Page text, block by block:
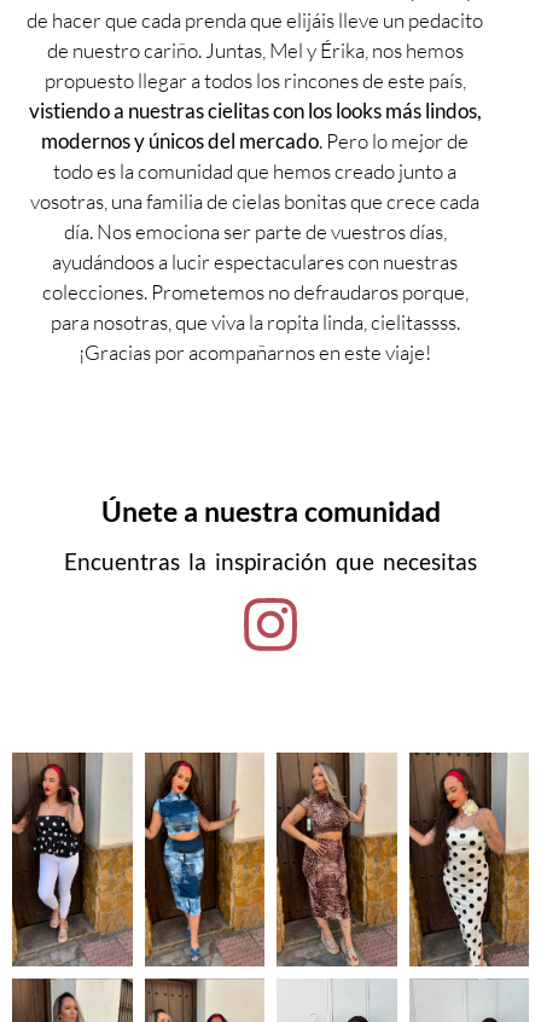
de hacer que cada prenda que elijáis lleve un pedacito
de nuestro cariño. Juntas, Mel y Érika, nos hemos
propuesto llegar a todos los rincones de este país,
vistiendo a nuestras cielitas con los looks más lindos,
modernos y únicos del mercado. Pero lo mejor de
todo es la comunidad que hemos creado junto a
vosotras, una familia de cielas bonitas que crece cada
día. Nos emociona ser parte de vuestros días,
ayudándoos a lucir espectaculares con nuestras
colecciones. Prometemos no defraudaros porque,
para nosotras, que viva la ropita linda, cielitassss.
¡Gracias por acompañarnos en este viaje!
Únete a nuestra comunidad
Encuentras la inspiración que necesitas